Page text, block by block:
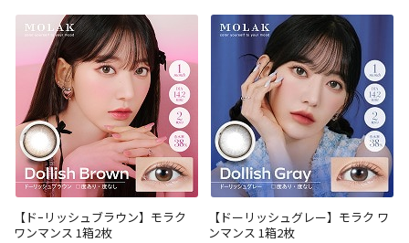
【ドｰリッシュブラウン】モラク
ワンマンス 1箱2枚
【ドーリッシュグレー】モラク ワ
ンマンス 1箱2枚